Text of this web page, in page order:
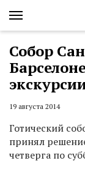
Собор
19 августа 2014
Готический
принял
четверга по